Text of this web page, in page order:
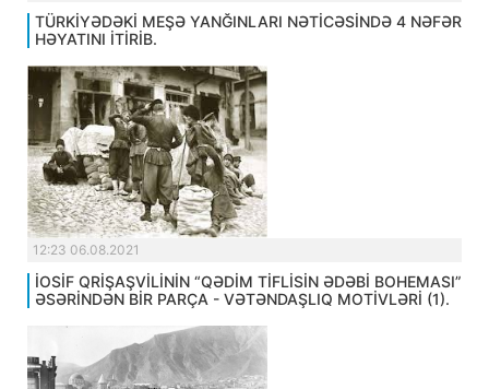
TÜRKİYƏDƏKİ MEŞƏ YANĞINLARI NƏTİCƏSİNDƏ 4 NƏFƏR
HƏYATINI İTİRİB.
12:23 06.08.2021
İOSİF QRİŞAŞVİLİNİN “QƏDİM TİFLİSİN ƏDƏBİ BOHEMASI”
ƏSƏRİNDƏN BİR PARÇA - VƏTƏNDAŞLIQ MOTİVLƏRİ (1).